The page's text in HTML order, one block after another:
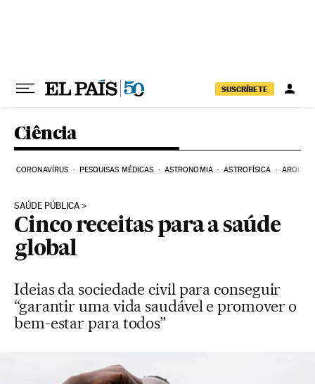
SUSCRÍBETE
Ciência
CORONAVÍRUS PESQUISAS MÉDICAS ASTRONOMIA ASTROFÍSICA
SAÚDE PÚBLICA
Cinco receitas para a saúde
global
Ideias da sociedade civil para conseguir
“garantir uma vida saudável e promover o
bem-estar para todos”